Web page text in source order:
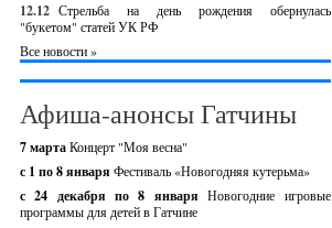
12.12 Стрельба на день рождения обернулась
"букетом" статей УК РФ
Все новости »
Афиша-анонсы Гатчины
7 мартаКонцерт "Моя весна"
с 1 по 8 января Фестиваль «Новогодняя кутерьма»
с 24 декабря по 8 январяНовогодние игровые
программы для детей в Гатчине